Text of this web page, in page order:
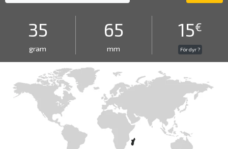
35
gram
65
mm
15€
För dyr ?